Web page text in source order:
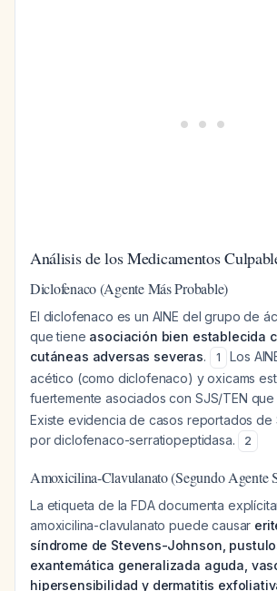
Análisis de los Medicamentos
Diclofenaco (Agente Más Probable)
El diclofenaco es un AINE del grupo de
que tiene asociación bien establecida
cutáneas adversas severas. 1
Los
acético (como diclofenaco) y oxicams
fuertemente asociados con SJS/TEN que
Existe evidencia de casos reportados de
por diclofenaco-serratiopeptidasa.
2
Amoxicilina-Clavulanato (Segundo Agente
La etiqueta de la FDA documenta
amoxicilina-clavulanato puede causar
síndrome de Stevens-Johnson,
exantemática generalizada aguda,
hipersensibilidad y dermatitis